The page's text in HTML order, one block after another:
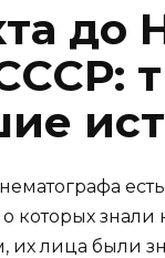
до
которых
их лица были